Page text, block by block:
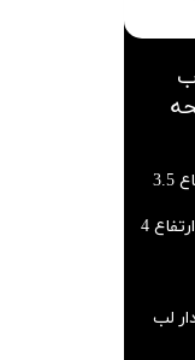
عرض 12 * طول 15 * ارتفاع 3.5
عرض 12.5 * طول 15.5 * ارتفاع 4
لب